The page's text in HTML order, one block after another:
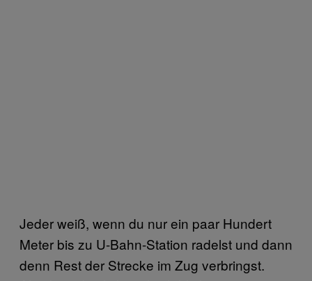
Jeder weiß, wenn du nur ein paar Hundert
Meter bis zu U-Bahn-Station radelst und dann
denn Rest der Strecke im Zug verbringst.